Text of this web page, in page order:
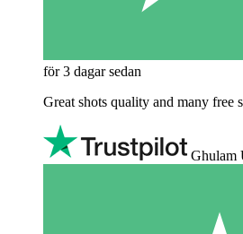
för 3 dagar sedan
Great shots quality and many free
Ghulam